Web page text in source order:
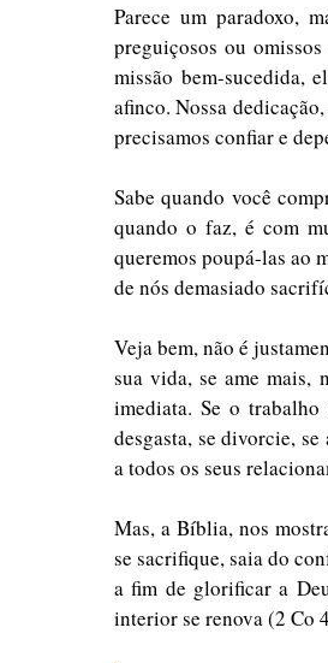
Parece um paradoxo,
preguiçosos ou
missão bem-sucedida,
afinco. Nossa
precisamos confiar e
Sabe quando você
quando o faz, é com
queremos poupá-las ao
de nós demasiado
Veja bem, não é
sua vida, se ame mais,
imediata. Se o trabalho
desgasta, se divorcie,
a todos os seus
Mas, a Bíblia, nos
se sacrifique, saia do
a fim de glorificar a
interior se renova (2 Co